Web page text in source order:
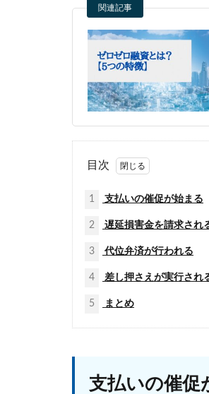
関連記事
目次
1 支払いの催促が始まる
2 遅延損害金を請求され
3 代位弁済が行われる
4 差し押さえが実行され
5 まとめ
支払いの催促